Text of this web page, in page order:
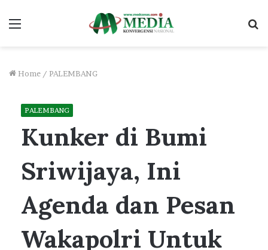
Menu
Home / PALEMBANG
PALEMBANG
Kunker di Bumi
Sriwijaya, Ini
Agenda dan Pesan
Wakapolri Untuk